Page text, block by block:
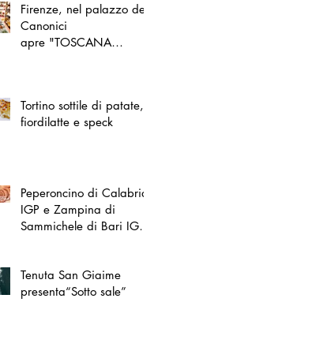
Firenze, nel palazzo dei
Canonici
apre "TOSCANA
Tortino sottile di patate,
fiordilatte e speck
Peperoncino di Calabria
IGP e Zampina di
Sammichele di Bari IGP
Tenuta San Giaime
presenta“Sotto sale”